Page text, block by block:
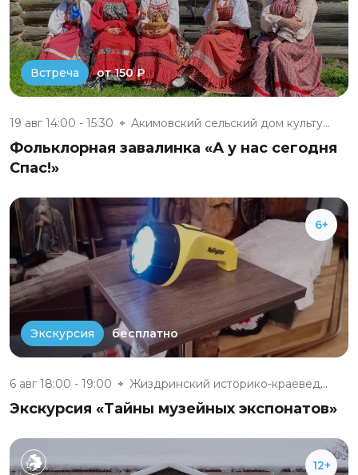
Встреча от 150 ₽
19 авг 14:00 - 15:30 Акимовский сельский дом культу...
Фольклорная завалинка «А у нас сегодня
Спас!»
6+
Экскурсия бесплатно
6 авг 18:00 - 19:00 Жиздринский историко-краеведче...
Экскурсия «Тайны музейных экспонатов»
12+